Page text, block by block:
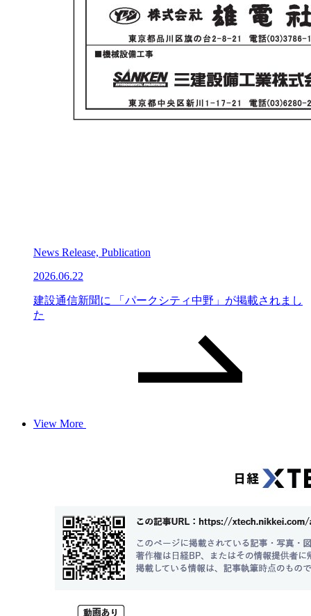
News Release, Publication
2026.06.22
建設通信新聞に 「パークシティ中野」が掲載されまし
た
View More